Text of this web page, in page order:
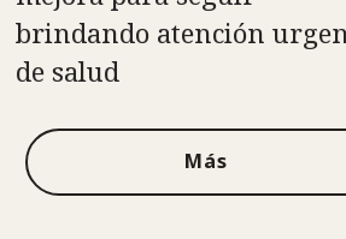
brindando atención
de salud
Más